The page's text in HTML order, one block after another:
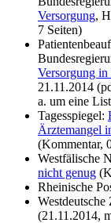
Versorgung,
7 Seiten)
Versorgung
21.11.2014
a. um eine
Tagesspiegel:
Ärztemangel
(Kommentar,
Westfälische
nicht genug
Rheinische
Westdeutsche
(21.11.2014,